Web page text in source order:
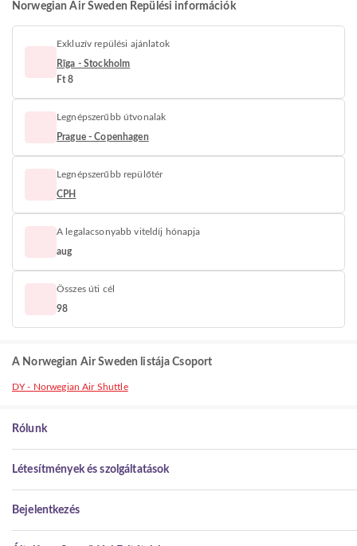
Norwegian Air Sweden Repülési információk
Exkluzív repülési ajánlatok
Rīga - Stockholm
Ft 8
Legnépszerűbb útvonalak
Prague - Copenhagen
Legnépszerűbb repülőtér
CPH
A legalacsonyabb viteldíj hónapja
aug
Összes úti cél
98
A Norwegian Air Sweden listája Csoport
DY - Norwegian Air Shuttle
Rólunk
Létesítmények és szolgáltatások
Bejelentkezés